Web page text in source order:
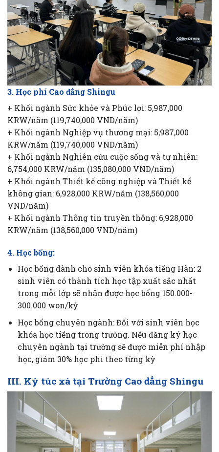
3. Học phí Cao đẳng Shingu
+ Khối ngành Sức khỏe và Phúc lợi: 5,987,000
KRW/năm (119,740,000 VND/năm)
+ Khối ngành Nghiệp vụ thương mại: 5,987,000
KRW/năm (119,740,000 VND/năm)
+ Khối ngành Nghiên cứu cuộc sống và tự nhiên:
6,754,000 KRW/năm (135,080,000 VND/năm)
+ Khối ngành Thiết kế công nghiệp và Thiết kế
không gian: 6,928,000 KRW/năm (138,560,000
VND/năm)
+ Khối ngành Thông tin truyền thông: 6,928,000
KRW/năm (138,560,000 VND/năm)
4. Học bổng:
Học bổng dành cho sinh viên khóa tiếng Hàn: 2
sinh viên có thành tích học tập xuất sắc nhất
trong mỗi lớp sẽ nhận được học bổng 150.000-
300.000 won/kỳ
Học bổng chuyên ngành: Đối với sinh viên học
khóa học tiếng trong trường. Nếu đăng ký học
chuyên ngành tại trường sẽ được miễn phí nhập
học, giảm 30% học phí theo từng kỳ
III. Ký túc xá tại Trường Cao đẳng Shingu